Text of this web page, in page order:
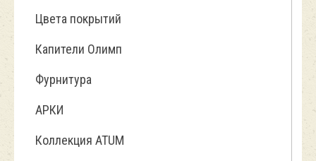
Цвета покрытий
Капители Олимп
Фурнитура
АРКИ
Коллекция ATUM